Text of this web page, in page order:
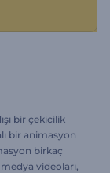
bir çekicilik
bir animasyon
birkaç
videoları,